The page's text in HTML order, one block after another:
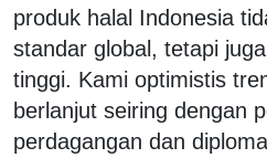
produk halal Indonesia
standar global, tetapi
tinggi. Kami optimistis
berlanjut seiring dengan
perdagangan dan